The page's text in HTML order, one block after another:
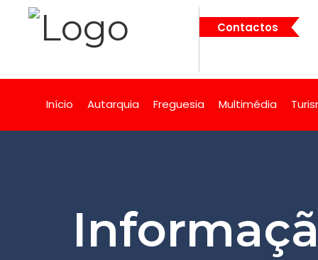
Contactos
Início Autarquia Freguesia Multimédia